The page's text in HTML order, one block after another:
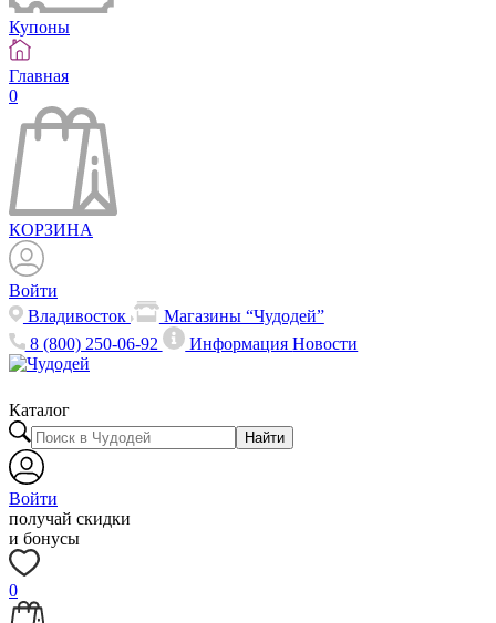
Купоны
Главная
0
КОРЗИНА
Войти
Владивосток
Магазины “Чудодей”
8 (800) 250-06-92
ИнформацияНовости
Каталог
Найти
Войти
получай скидки
и бонусы
0